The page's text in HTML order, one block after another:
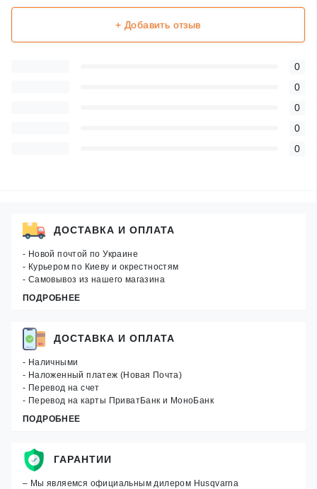
+ Добавить отзыв
0
0
0
0
0
ДОСТАВКА И ОПЛАТА
- Новой почтой по Украине
- Курьером по Киеву и окрестностям
- Самовывоз из нашего магазина
ПОДРОБНЕЕ
ДОСТАВКА И ОПЛАТА
- Наличными
- Наложенный платеж (Новая Почта)
- Перевод на счет
- Перевод на карты ПриватБанк и МоноБанк
ПОДРОБНЕЕ
ГАРАНТИИ
– Мы являемся официальным дилером Husqvarna